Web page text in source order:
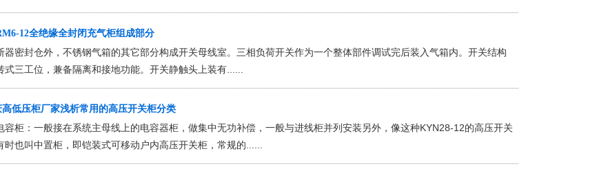
12全绝缘全封闭充气柜组成部分
器密封仓外，不锈钢气箱的其它部分构成开关母线室。三相负荷开关作为一个整体部件调试完后装入气箱内。开关结构
式三工位，兼备隔离和接地功能。开关静触头上装有......
高低压柜厂家浅析常用的高压开关柜分类
容柜：一般接在系统主母线上的电容器柜，做集中无功补偿，一般与进线柜并列安装另外，像这种KYN28-12的高压开关
时也叫中置柜，即铠装式可移动户内高压开关柜，常规的......